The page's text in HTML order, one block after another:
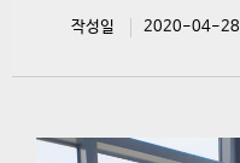
작성일 2020-04-28